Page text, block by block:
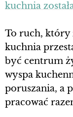
kuchnia
To ruch, który
kuchnia
być centrum
wyspa
poruszania, a
pracować